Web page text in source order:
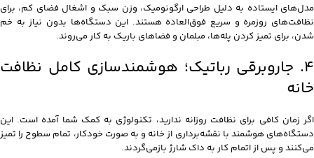
مدل‌های ایستاده به دلیل طراحی ارگونومیک، وزن سبک و اشغال فضای کم، برای
نظافت‌های روزمره و سریع فوق‌العاده هستند. این دستگاه‌ها بدون نیاز به خم
شدن، برای تمیز کردن پله‌ها، مبلمان و فضاهای باریک به کار می‌روند.
۴. جاروبرقی رباتیک؛ هوشمندسازی کامل نظافت
خانه
اگر زمان کافی برای نظافت روزانه ندارید، تکنولوژی به کمک شما آمده است. این
دستگاه‌های هوشمند با نقشه‌برداری از خانه و به صورت خودکار، تمام سطوح را تمیز
می‌کنند و پس از اتمام کار به داک شارژ بازمی‌گردند.